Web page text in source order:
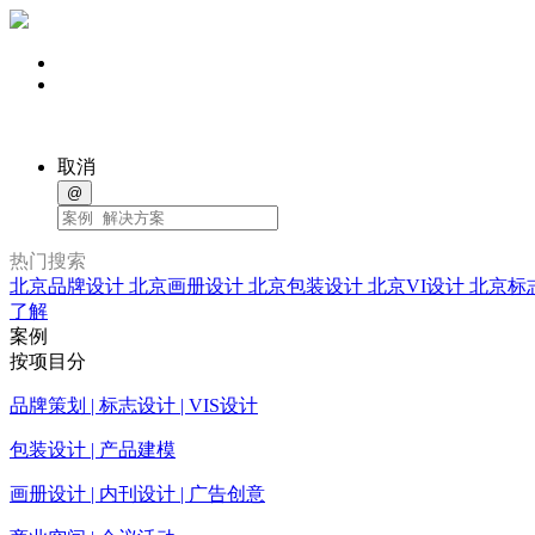
取消
@
热门搜索
北京品牌设计 北京画册设计 北京包装设计 北京VI设计 北京标
了解
案例
按项目分
品牌策划 | 标志设计 | VIS设计
包装设计 | 产品建模
画册设计 | 内刊设计 | 广告创意